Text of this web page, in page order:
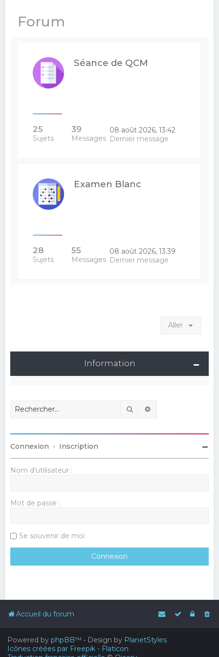
Forum
Séance de QCM
25
Sujets
39
Messages
08 août 2026, 13:42
Dernier message
Examen Blanc
28
Sujets
55
Messages
08 août 2026, 13:39
Dernier message
Aller
Information
Rechercher
Connexion • Inscription
Nom d’utilisateur :
Mot de passe :
Se souvenir de moi
Accueil du forum
Powered by phpBB™ • Design by PlanetStyles
Icônes créées par Freepik - Flaticon